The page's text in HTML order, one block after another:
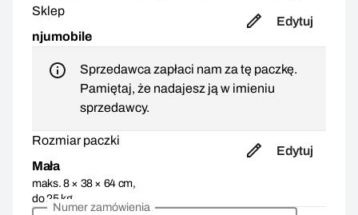
Sklep
njumobile
Edytuj
Sprzedawca zapłaci nam za tę paczkę.
Pamiętaj, że nadajesz ją w imieniu
sprzedawcy.
Rozmiar paczki
Mała
maks. 8 × 38 × 64 cm,
do 25 kg
Edytuj
Numer zamówienia